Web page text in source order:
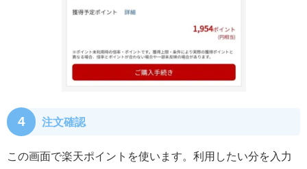
4 注文確認
この画面で楽天ポイントを使います。利用したい分を入力